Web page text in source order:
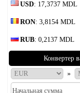
USD: 17,3737 MDL
RON: 3,8154 MDL
RUB: 0,2137 MDL
Конвертер
»